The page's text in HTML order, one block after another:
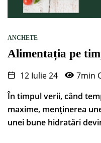
ANCHETE
Alimentația pe
12 Iulie 24
7min
În timpul verii, când
maxime, menținerea
unei bune hidratări